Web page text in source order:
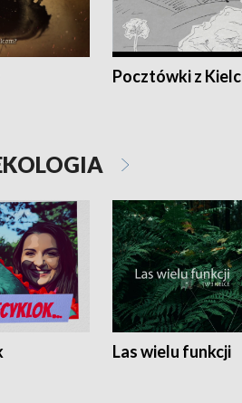
Pocztówki z Kielc
Las wielu funkcji